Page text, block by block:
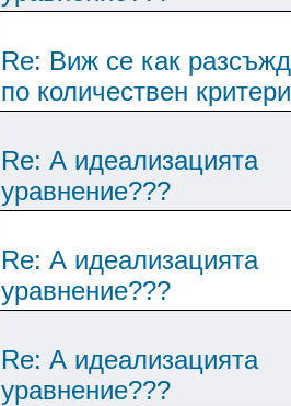
Re: Виж се как
по количествен
Re: А идеализацията
уравнение???
Re: А идеализацията
уравнение???
Re: А идеализацията
уравнение???